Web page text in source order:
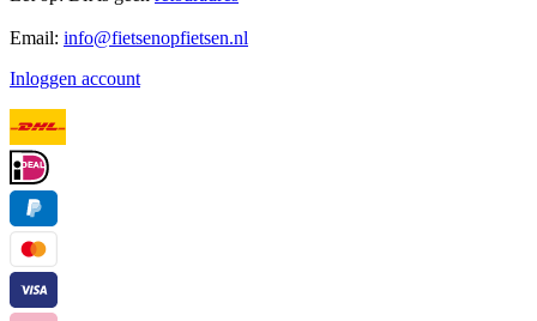
Email: info@fietsenopfietsen.nl
Inloggen account